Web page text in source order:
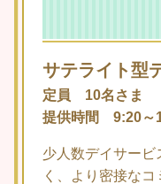
サテライト型
定員 10名さま
提供時間 9:20～
少人数デイサービ
く、より密接な